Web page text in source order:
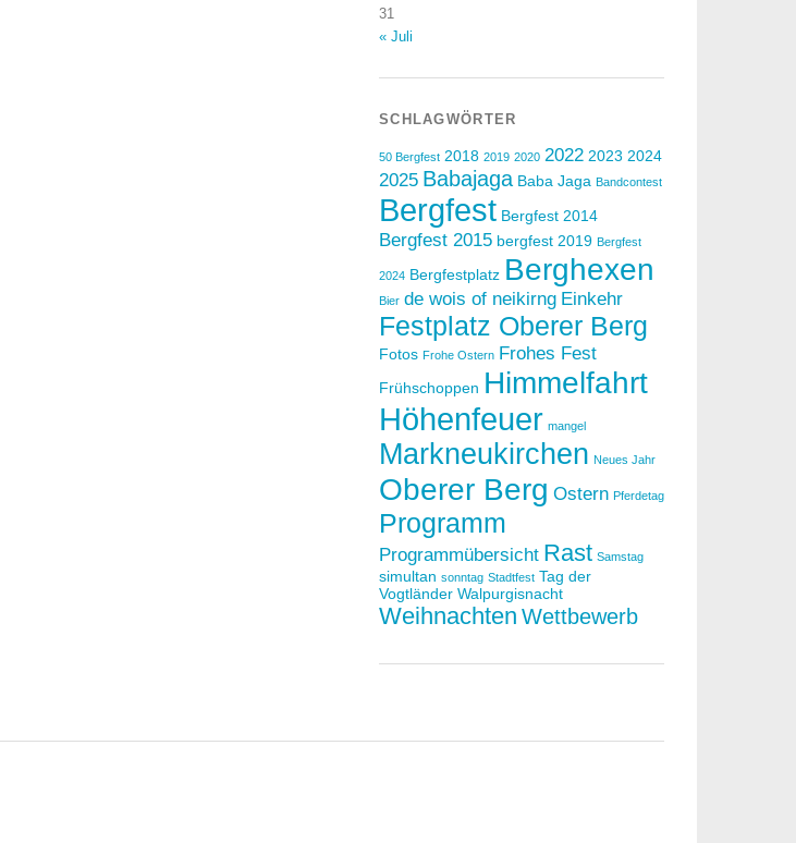
31
« Juli
SCHLAGWÖRTER
50 Bergfest 2018 2019 2020 2022 2023 2024
2025 Babajaga Baba Jaga Bandcontest
Bergfest Bergfest 2014
Bergfest 2015 bergfest 2019 Bergfest
2024 Bergfestplatz Berghexen
Bier de wois of neikirng Einkehr
Festplatz Oberer Berg
Fotos Frohe Ostern Frohes Fest
Frühschoppen Himmelfahrt
Höhenfeuer mangel
Markneukirchen Neues Jahr
Oberer Berg Ostern Pferdetag
Programm
Programmübersicht Rast Samstag
simultan sonntag Stadtfest Tag der
Vogtländer Walpurgisnacht
Weihnachten Wettbewerb